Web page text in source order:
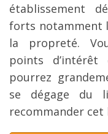
établissement
forts notamment
la propreté.
points
pourrez
se dégage du
recommander cet